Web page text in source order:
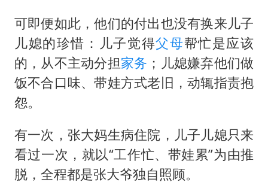
可即便如此，他们的付出也没有换来儿子
儿媳的珍惜：儿子觉得父母帮忙是应该
的，从不主动分担家务 ；儿媳嫌弃他们做
饭不合口味、带娃方式老旧，动辄指责抱
怨。
有一次，张大妈生病住院，儿子儿媳只来
看过一次，就以“工作忙、带娃累”为由推
脱，全程都是张大爷独自照顾。